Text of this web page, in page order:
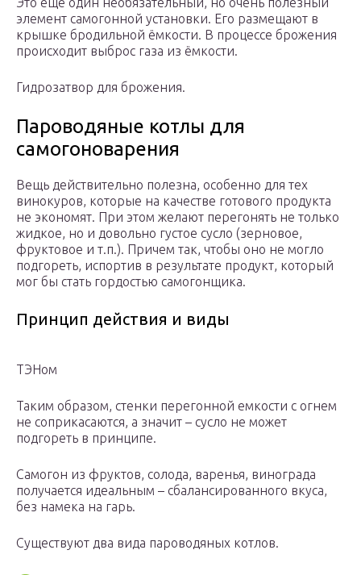
элемент самогонной установки. Его размещают в
крышке бродильной ёмкости. В процессе брожения
происходит выброс газа из ёмкости.
Гидрозатвор для брожения.
Пароводяные котлы для
самогоноварения
Вещь действительно полезна, особенно для тех
винокуров, которые на качестве готового продукта
не экономят. При этом желают перегонять не только
жидкое, но и довольно густое сусло (зерновое,
фруктовое и т.п.). Причем так, чтобы оно не могло
подгореть, испортив в результате продукт, который
мог бы стать гордостью самогонщика.
Принцип действия и виды
ТЭНом
Таким образом, стенки перегонной емкости с огнем
не соприкасаются, а значит – сусло не может
подгореть в принципе.
Самогон из фруктов, солода, варенья, винограда
получается идеальным – сбалансированного вкуса,
без намека на гарь.
Существуют два вида пароводяных котлов.